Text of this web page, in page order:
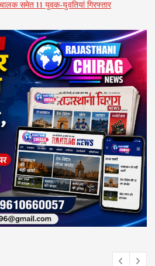
समेत 11 युवक-युवतियां गिरफ्तार